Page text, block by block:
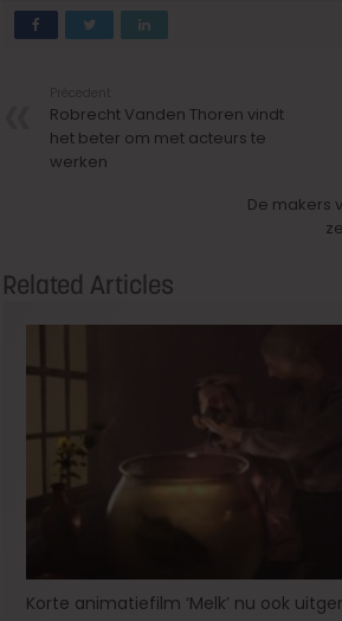
Robrecht Vanden Thoren vindt
het beter om met acteurs te
werken
De makers
Related Articles
Korte animatiefilm ‘Melk’ nu ook